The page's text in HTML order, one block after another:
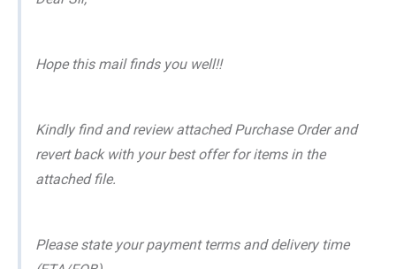
Hope this mail finds you well!!
Kindly find and review attached Purchase Order and
revert back with your best offer for items in the
attached file.
Please state your payment terms and delivery time